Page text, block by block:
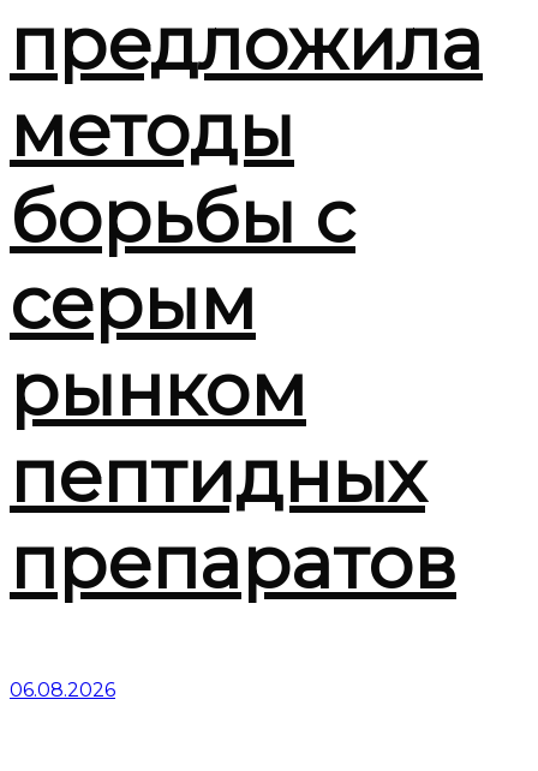
предложила
методы
борьбы с
серым
рынком
пептидных
препаратов
06.08.2026